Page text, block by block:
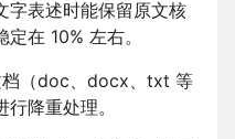
字表述时能保留原文核
在 10% 左右。
档（doc、docx、txt 等
降重处理。